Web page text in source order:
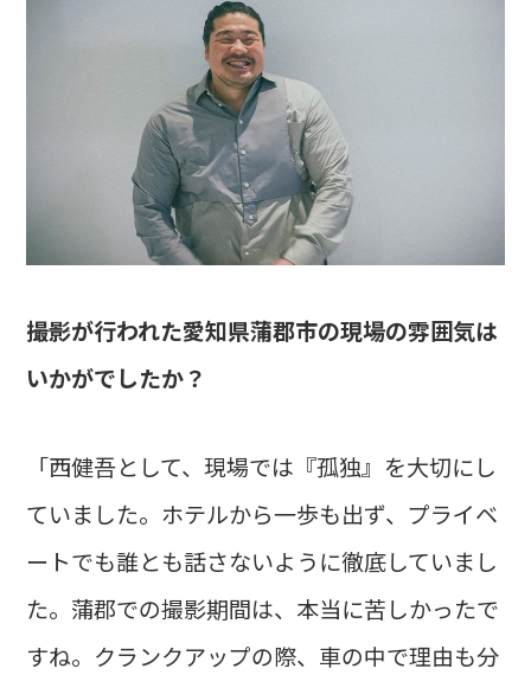
――撮影が行われた愛知県蒲郡市の現場の雰囲気は
いかがでしたか？
「西健吾として、現場では『孤独』を大切にし
ていました。ホテルから一歩も出ず、プライベ
ートでも誰とも話さないように徹底していまし
た。蒲郡での撮影期間は、本当に苦しかったで
すね。クランクアップの際、車の中で理由も分